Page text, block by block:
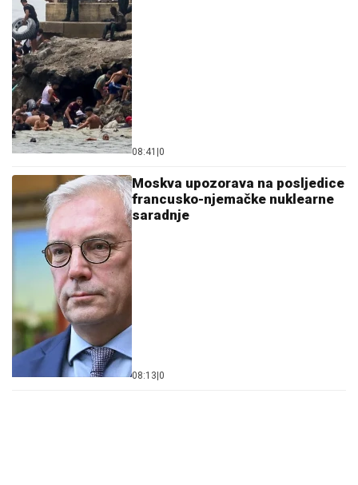
08:41 0
Moskva upozorava na posljedice
francusko-njemačke nuklearne
saradnje
08:13 0